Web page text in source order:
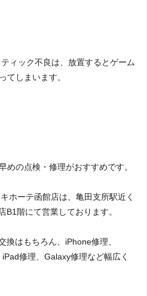
ィック不良は、放置するとゲーム
てしまいます。
めの点検・修理がおすすめです。
ホーテ函館店は、亀田支所駅近く
B1階にて営業しております。
換はもちろん、iPhone修理、
修理、Galaxy修理など幅広く